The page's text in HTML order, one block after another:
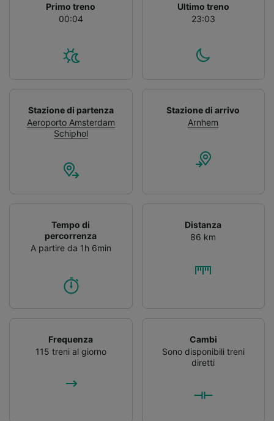
Primo treno
00:04
Ultimo treno
23:03
Stazione di partenza
Aeroporto Amsterdam
Schiphol
Stazione di arrivo
Arnhem
Tempo di
percorrenza
A partire da 1h 6min
Distanza
86 km
Frequenza
115 treni al giorno
Cambi
Sono disponibili treni
diretti